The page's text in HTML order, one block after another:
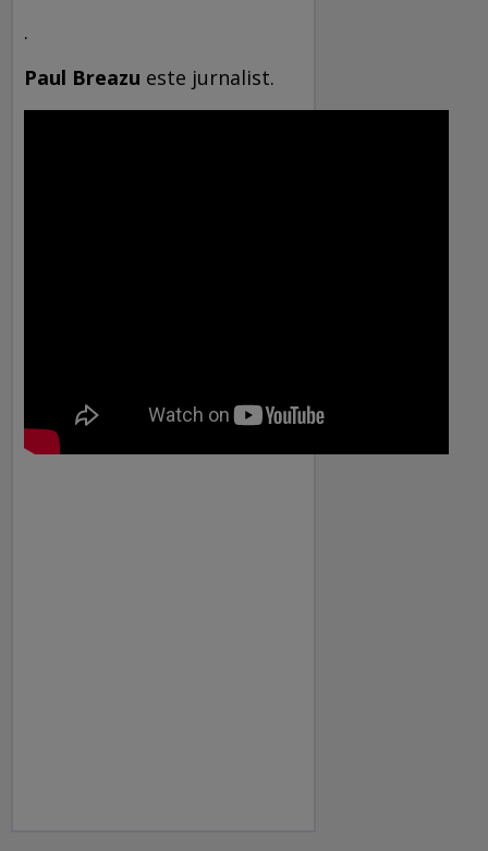
.
Paul Breazu este jurnalist.